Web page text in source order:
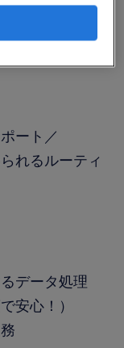
ート／
れるルーティ
データ処理
安心！）